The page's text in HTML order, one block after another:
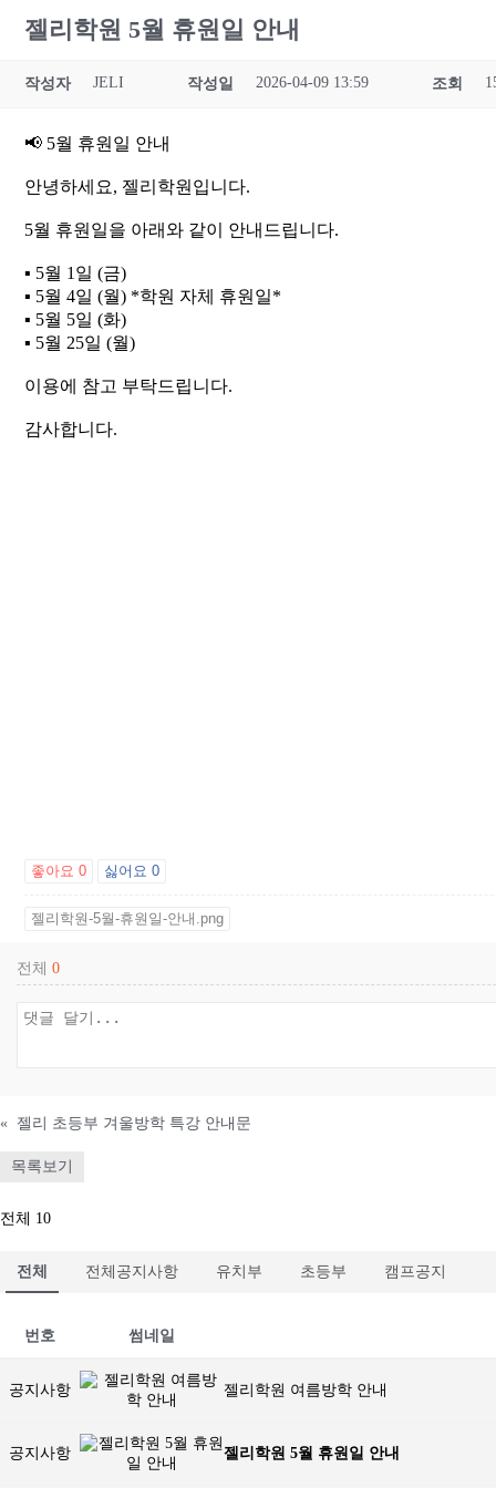
젤리학원 5월 휴원일 안내
작성자 JELI 작성일 2026-04-09 13:59 조회
📢 5월 휴원일 안내
안녕하세요, 젤리학원입니다.
5월 휴원일을 아래와 같이 안내드립니다.
▪ 5월 1일 (금)
▪ 5월 4일 (월) *학원 자체 휴원일*
▪ 5월 5일 (화)
▪ 5월 25일 (월)
이용에 참고 부탁드립니다.
감사합니다.
좋아요 0 싫어요 0
젤리학원-5월-휴원일-안내.png
전체 0
« 젤리 초등부 겨울방학 특강 안내문
목록보기
전체 10
전체 전체공지사항 유치부 초등부 캠프공지
번호 썸네일
공지사항 젤리학원 여름방학 안내
공지사항 젤리학원 5월 휴원일 안내